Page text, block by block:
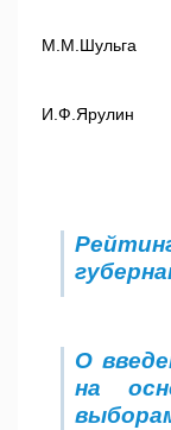
М.М.Шульга
И.Ф.Ярулин
О
на